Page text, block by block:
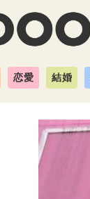
恋愛 結婚